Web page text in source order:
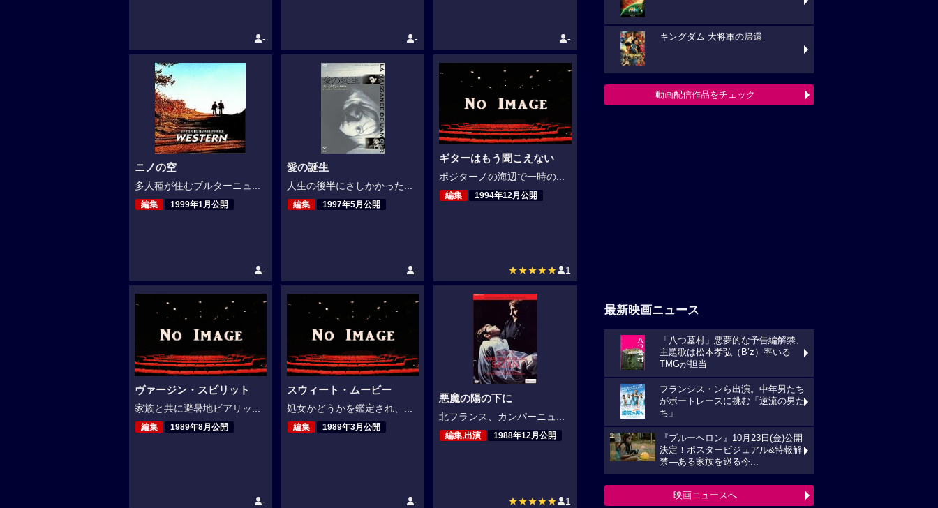
- - -
ニノの空
多人種が住むブルターニュ...
編集 1999年1月公開
-
愛の誕生
人生の後半にさしかかった...
編集 1997年5月公開
-
ギターはもう聞こえない
ポジターノの海辺で一時の...
編集 1994年12月公開
★★★★★ 1
ヴァージン・スピリット
家族と共に避暑地ビアリッ...
編集 1989年8月公開
-
スウィート・ムービー
処女かどうかを鑑定され、...
編集 1989年3月公開
-
悪魔の陽の下に
北フランス、カンパーニュ...
編集,出演 1988年12月公開
★★★★★ 1
キングダム 大将軍の帰還
動画配信作品をチェック
最新映画ニュース
「八つ墓村」悪夢的な予告編解禁、
主題歌は松本孝弘（B’z）率いる
TMGが担当
フランシス・ンら出演。中年男たち
がボートレースに挑む「逆流の男た
ち」
『ブルーヘロン』10月23日(金)公開
決定！ポスタービジュアル&特報解
禁―ある家族を巡る今...
映画ニュースへ